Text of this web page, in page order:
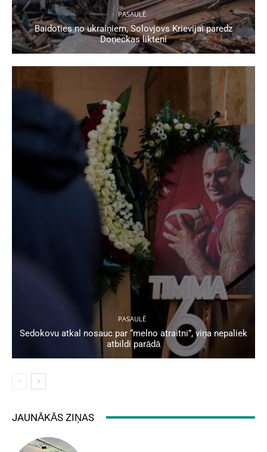
PASAULĒ
Baidoties no ukraiņiem, Solovjovs Krievijai paredz
Doņeckas likteni
PASAULĒ
Sedokovu atkal nosauc par “melno atraitni”, viņa nepaliek
atbildi parādā
JAUNĀKĀS ZIŅAS